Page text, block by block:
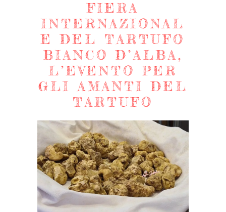
FIERA
INTERNAZIONAL
E DEL TARTUFO
BIANCO D’ALBA,
L’EVENTO PER
GLI AMANTI DEL
TARTUFO